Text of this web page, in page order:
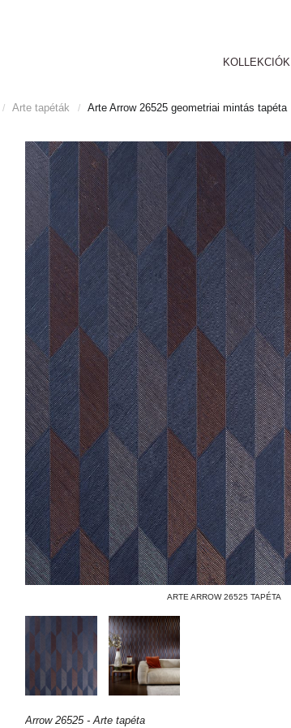
KOLLEKCIÓK
/ Arte tapéták / Arte Arrow 26525 geometriai mintás tapéta
ARTE ARROW 26525 TAPÉTA
Arrow 26525 - Arte tapéta